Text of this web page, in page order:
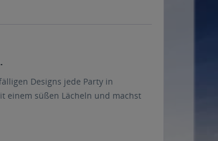
Designs jede Party in
einem süßen Lächeln und machst